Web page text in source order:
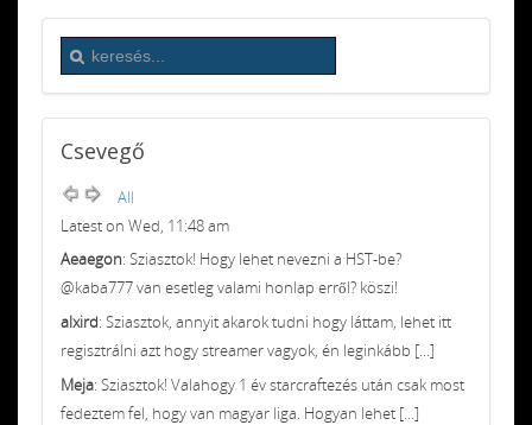
Csevegő
All
Latest on Wed, 11:48 am
Aeaegon: Sziasztok! Hogy lehet nevezni a HST-be?
@kaba777 van esetleg valami honlap erről? köszi!
alxird: Sziasztok, annyit akarok tudni hogy láttam, lehet itt
regisztrálni azt hogy streamer vagyok, én leginkább [...]
Meja: Sziasztok! Valahogy 1 év starcraftezés után csak most
fedeztem fel, hogy van magyar liga. Hogyan lehet [...]